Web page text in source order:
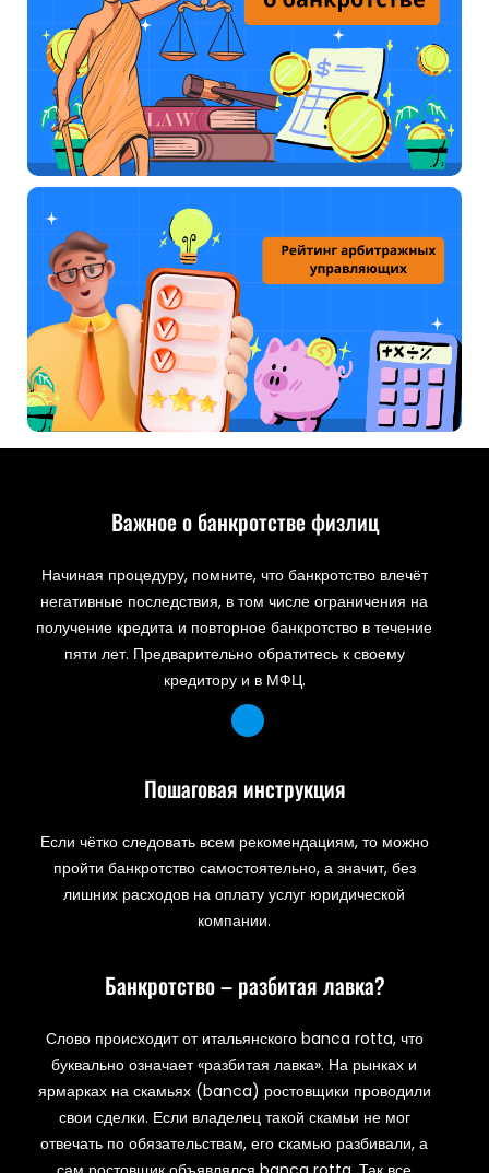
Важное о банкротстве физлиц
Начиная процедуру, помните, что банкротство влечёт
негативные последствия, в том числе ограничения на
получение кредита и повторное банкротство в течение
пяти лет. Предварительно обратитесь к своему
кредитору и в МФЦ.
Пошаговая инструкция
Если чётко следовать всем рекомендациям, то можно
пройти банкротство самостоятельно, а значит, без
лишних расходов на оплату услуг юридической
компании.
Банкротство – разбитая лавка?
Слово происходит от итальянского banca rotta, что
буквально означает «разбитая лавка». На рынках и
ярмарках на скамьях (banca) ростовщики проводили
свои сделки. Если владелец такой скамьи не мог
отвечать по обязательствам, его скамью разбивали, а